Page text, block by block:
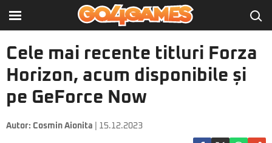
Cele mai recente titluri Forza
Horizon, acum disponibile și
pe GeForce Now
Autor: Cosmin Aionita | 15.12.2023